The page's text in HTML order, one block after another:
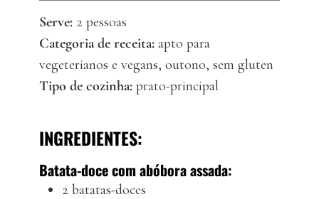
Serve: 2 pessoas
Categoria de receita: apto para
vegeterianos e vegans, outono, sem gluten
Tipo de cozinha: prato-principal
INGREDIENTES:
Batata-doce com abóbora assada:
2 batatas-doces